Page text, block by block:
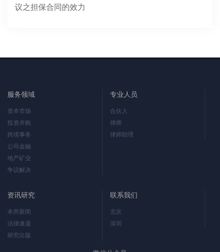
议之担保合同的效力
服务领域
资本市场
投资并购
跨境事务
公司金融
地产矿业
争议解决
专业人员
合伙人
律师
律师助理
资讯研究
本所新闻
法律速递
研究出版
联系我们
北京
深圳